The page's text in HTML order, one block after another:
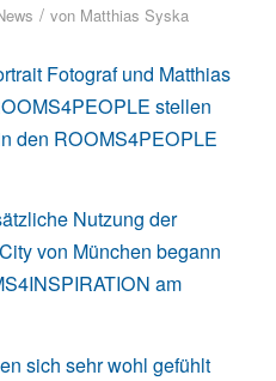
/ von Matthias Syska
Fotograf und Matthias
stellen
den ROOMS4PEOPLE
Nutzung der
von München begann
am
sich sehr wohl gefühlt